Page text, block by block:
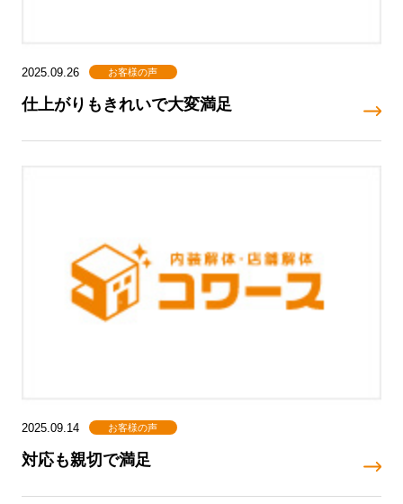
2025.09.26 お客様の声
仕上がりもきれいで大変満足
2025.09.14 お客様の声
対応も親切で満足